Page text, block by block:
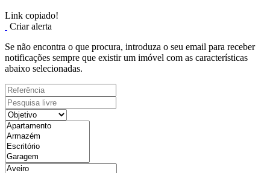
Link copiado!
Criar alerta
Se não encontra o que procura, introduza o seu email para receber
notificações sempre que existir um imóvel com as características
abaixo selecionadas.